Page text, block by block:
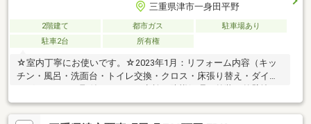
三重県津市一身田平野
2階建て 都市ガス
駐車場あり
駐車2台
所有権
☆室内丁寧にお使いです。☆2023年1月：リフォーム内容（キッ
チン・風呂・洗面台・トイレ交換・クロス・床張り替え・ダイニ
装・外構（フェンス・目隠フェンス・バルコニー屋根・防草シー
ト）☆2024年リフォーム内容：ＬＤＫ内窓取り付け・一階８帖和